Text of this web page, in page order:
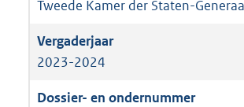
Tweede Kamer der Staten-
2023-2024